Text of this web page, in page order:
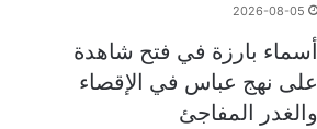
2026-08-05
أسماء بارزة في فتح شاهدة
على نهج عباس في الإقصاء
والغدر المفاجئ